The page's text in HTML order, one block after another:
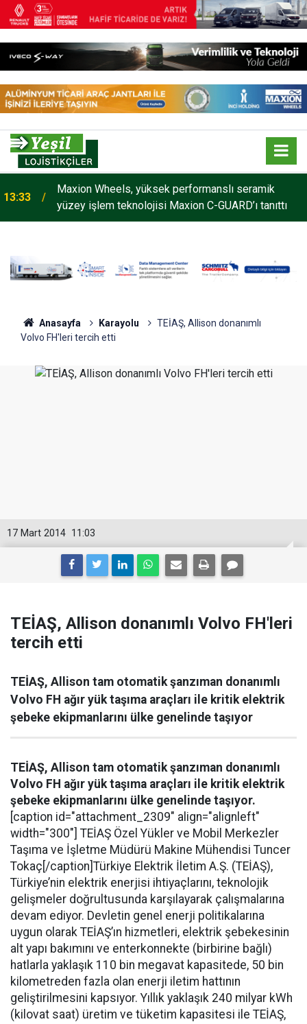
13:33
Maxion Wheels, yüksek performanslı seramik
yüzey işlem teknolojisi Maxion C-GUARD’ı tanıttı
Anasayfa Karayolu
TEİAŞ, Allison donanımlı
Volvo FH'leri tercih etti
11:03
17 Mart 2014
TEİAŞ, Allison donanımlı Volvo FH'leri
tercih etti
TEİAŞ, Allison tam otomatik şanzıman donanımlı
Volvo FH ağır yük taşıma araçları ile kritik elektrik
şebeke ekipmanlarını ülke genelinde taşıyor
TEİAŞ, Allison tam otomatik şanzıman donanımlı
Volvo FH ağır yük taşıma araçları ile kritik elektrik
şebeke ekipmanlarını ülke genelinde taşıyor.
[caption id="attachment_2309" align="alignleft"
width="300"] TEİAŞ Özel Yükler ve Mobil Merkezler
Taşıma ve İşletme Müdürü Makine Mühendisi Tuncer
Tokaç[/caption]Türkiye Elektrik İletim A.Ş. (TEİAŞ),
Türkiye’nin elektrik enerjisi ihtiyaçlarını, teknolojik
gelişmeler doğrultusunda karşılayarak çalışmalarına
devam ediyor. Devletin genel enerji politikalarına
uygun olarak TEİAŞ’ın hizmetleri, elektrik şebekesinin
alt yapı bakımını ve enterkonnekte (birbirine bağlı)
hatlarla yaklaşık 110 bin megavat kapasitede, 50 bin
kilometreden fazla olan enerji iletim hattının
geliştirilmesini kapsıyor. Yıllık yaklaşık 240 milyar kWh
(kilovat saat) üretim ve tüketim kapasitesi ile TEİAŞ,